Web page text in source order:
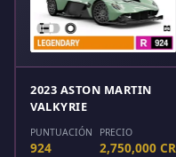
2023 ASTON MARTIN
VALKYRIE
PUNTUACIÓN
924
PRECIO
2,750,000 CR